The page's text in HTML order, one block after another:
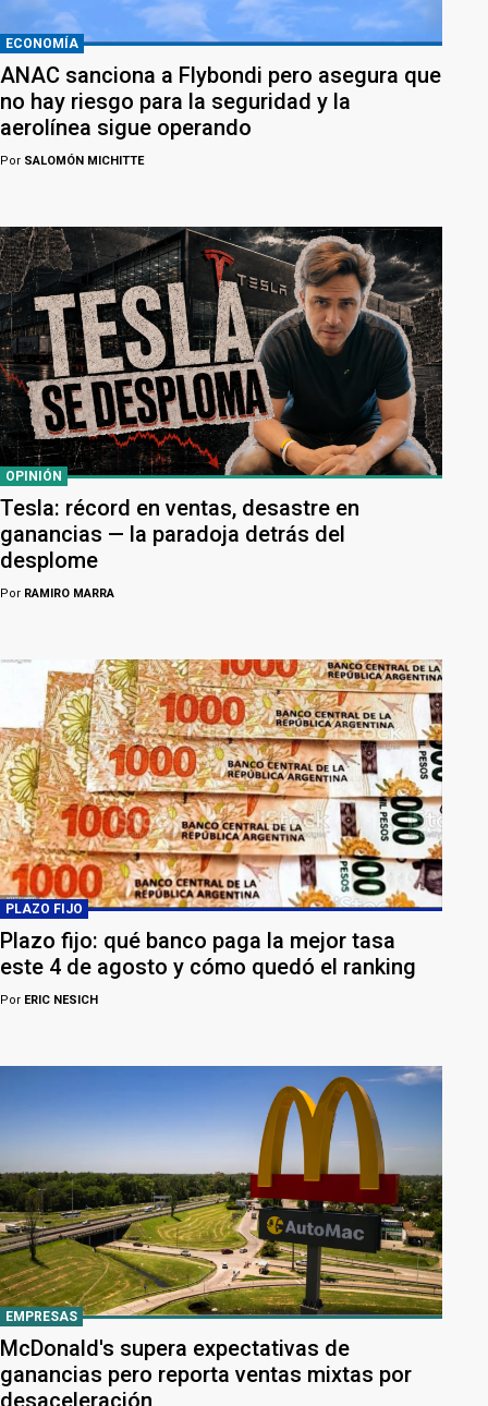
ECONOMÍA
ANAC sanciona a Flybondi pero asegura que
no hay riesgo para la seguridad y la
aerolínea sigue operando
Por SALOMÓN MICHITTE
OPINIÓN
Tesla: récord en ventas, desastre en
ganancias — la paradoja detrás del
desplome
Por RAMIRO MARRA
PLAZO FIJO
Plazo fijo: qué banco paga la mejor tasa
este 4 de agosto y cómo quedó el ranking
Por ERIC NESICH
EMPRESAS
McDonald's supera expectativas de
ganancias pero reporta ventas mixtas por
desaceleración